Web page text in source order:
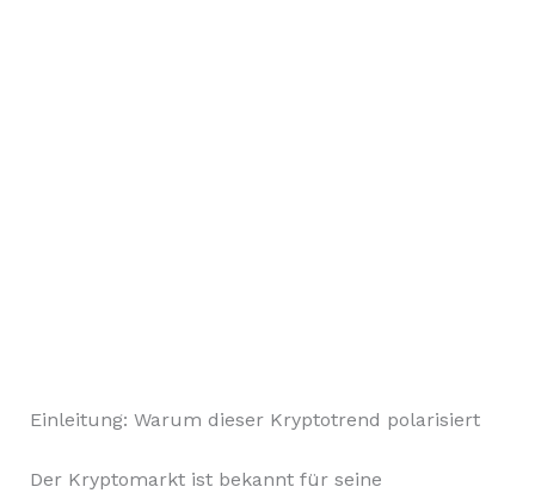
Einleitung: Warum dieser Kryptotrend polarisiert
Der Kryptomarkt ist bekannt für seine